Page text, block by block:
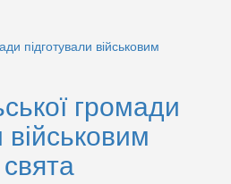
громади
військовим